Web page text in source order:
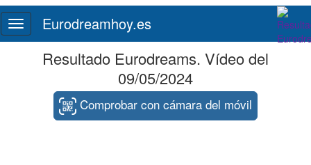
Toggle
navigation
Eurodreamhoy.es
Resultado Eurodreams. Vídeo del
09/05/2024
Comprobar con cámara del móvil